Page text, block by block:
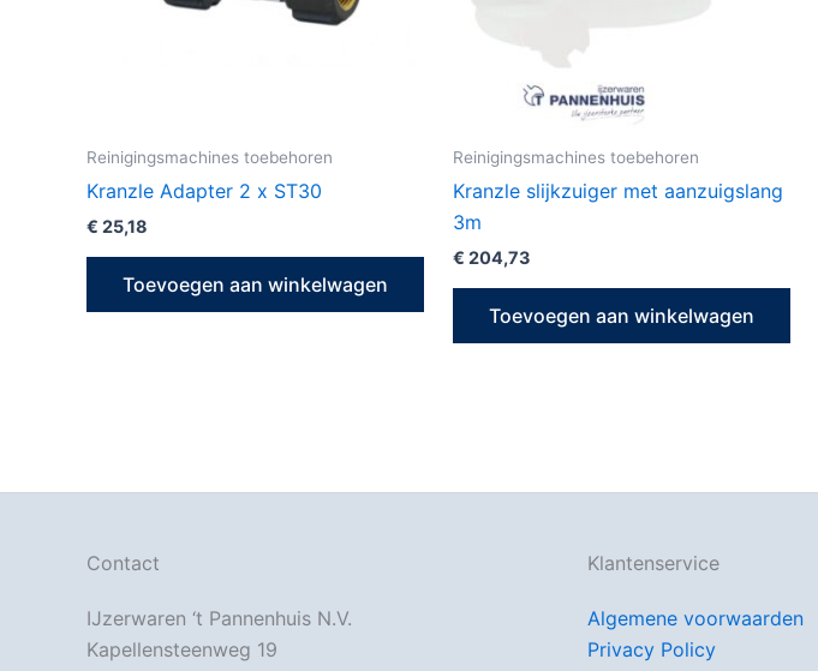
Reinigingsmachines toebehoren
Kranzle Adapter 2 x ST30
€ 25,18
Toevoegen aan winkelwagen
Reinigingsmachines toebehoren
Kranzle slijkzuiger met aanzuigslang
3m
€ 204,73
Toevoegen aan winkelwagen
Contact
IJzerwaren ‘t Pannenhuis N.V.
Kapellensteenweg 19
Klantenservice
Algemene voorwaarden
Privacy Policy